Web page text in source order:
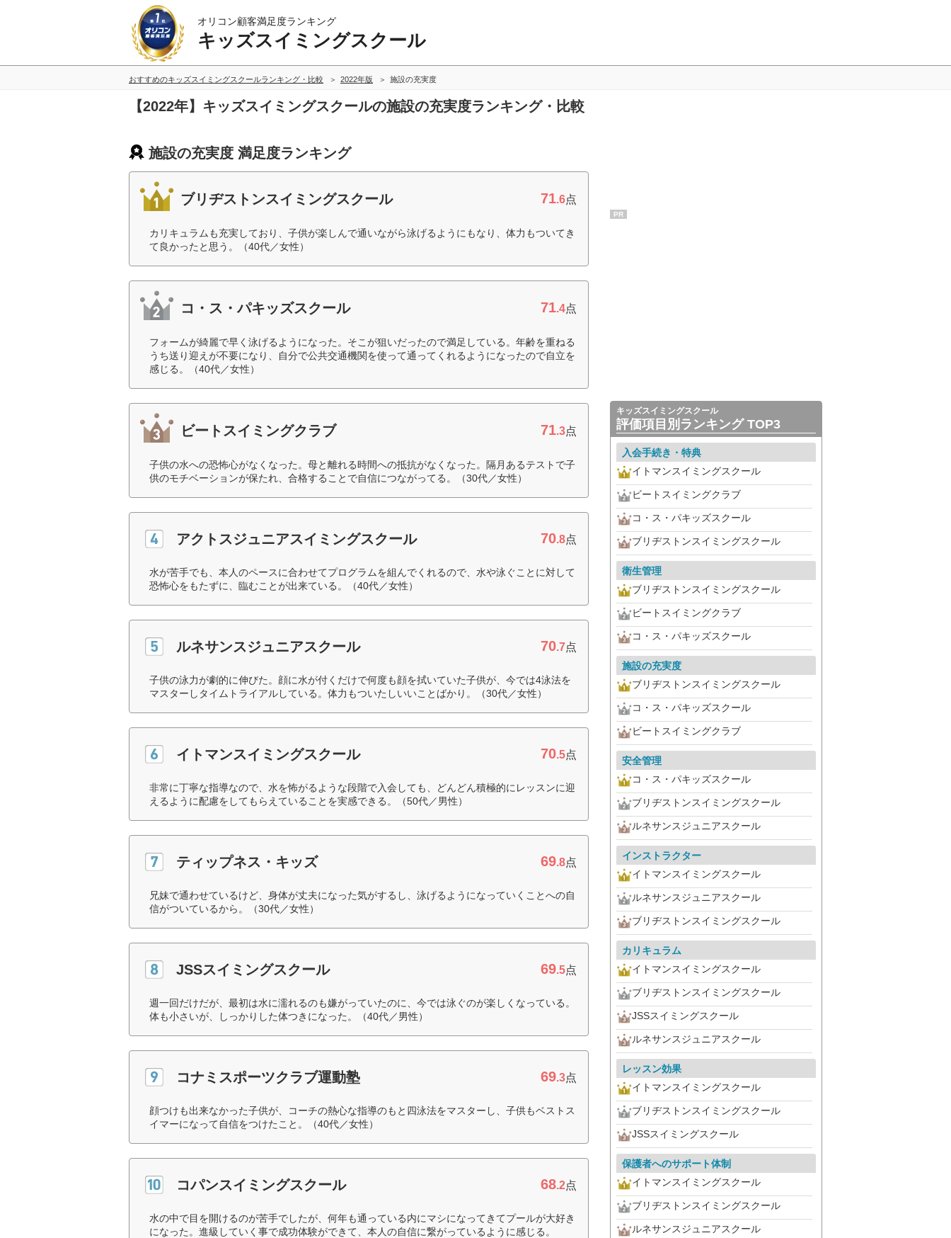
オリコン顧客満足度ランキング
キッズスイミングスクール
おすすめのキッズスイミングスクールランキング・比較 2022年版 施設の充実度
【2022年】キッズスイミングスクールの施設の充実度ランキング・比較
施設の充実度 満足度ランキング
ブリヂストンスイミングスクール 71.6点
カリキュラムも充実しており、子供が楽しんで通いながら泳げるようにもなり、体力もついてき
て良かったと思う。（40代／女性）
コ・ス・パキッズスクール 71.4点
フォームが綺麗で早く泳げるようになった。そこが狙いだったので満足している。年齢を重ねる
うち送り迎えが不要になり、自分で公共交通機関を使って通ってくれるようになったので自立を
感じる。（40代／女性）
ビートスイミングクラブ 71.3点
子供の水への恐怖心がなくなった。母と離れる時間への抵抗がなくなった。隔月あるテストで子
供のモチベーションが保たれ、合格することで自信につながってる。（30代／女性）
アクトスジュニアスイミングスクール 70.8点
水が苦手でも、本人のペースに合わせてプログラムを組んでくれるので、水や泳ぐことに対して
恐怖心をもたずに、臨むことが出来ている。（40代／女性）
ルネサンスジュニアスクール 70.7点
子供の泳力が劇的に伸びた。顔に水が付くだけで何度も顔を拭いていた子供が、今では4泳法を
マスターしタイムトライアルしている。体力もついたしいいことばかり。（30代／女性）
イトマンスイミングスクール 70.5点
非常に丁寧な指導なので、水を怖がるような段階で入会しても、どんどん積極的にレッスンに迎
えるように配慮をしてもらえていることを実感できる。（50代／男性）
ティップネス・キッズ 69.8点
兄妹で通わせているけど、身体が丈夫になった気がするし、泳げるようになっていくことへの自
信がついているから。（30代／女性）
JSSスイミングスクール 69.5点
週一回だけだが、最初は水に濡れるのも嫌がっていたのに、今では泳ぐのが楽しくなっている。
体も小さいが、しっかりした体つきになった。（40代／男性）
コナミスポーツクラブ運動塾 69.3点
顔つけも出来なかった子供が、コーチの熱心な指導のもと四泳法をマスターし、子供もベストス
イマーになって自信をつけたこと。（40代／女性）
コパンスイミングスクール 68.2点
水の中で目を開けるのが苦手でしたが、何年も通っている内にマシになってきてプールが大好き
になった。進級していく事で成功体験ができて、本人の自信に繋がっているように感じる。
PR
キッズスイミングスクール
評価項目別ランキング TOP3
入会手続き・特典
イトマンスイミングスクール
ビートスイミングクラブ
コ・ス・パキッズスクール
ブリヂストンスイミングスクール
衛生管理
ブリヂストンスイミングスクール
ビートスイミングクラブ
コ・ス・パキッズスクール
施設の充実度
ブリヂストンスイミングスクール
コ・ス・パキッズスクール
ビートスイミングクラブ
安全管理
コ・ス・パキッズスクール
ブリヂストンスイミングスクール
ルネサンスジュニアスクール
インストラクター
イトマンスイミングスクール
ルネサンスジュニアスクール
ブリヂストンスイミングスクール
カリキュラム
イトマンスイミングスクール
ブリヂストンスイミングスクール
JSSスイミングスクール
ルネサンスジュニアスクール
レッスン効果
イトマンスイミングスクール
ブリヂストンスイミングスクール
JSSスイミングスクール
保護者へのサポート体制
イトマンスイミングスクール
ブリヂストンスイミングスクール
ルネサンスジュニアスクール